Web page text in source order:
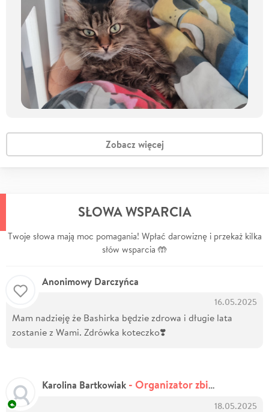
Zobacz więcej
SŁOWA WSPARCIA
Twoje słowa mają moc pomagania! Wpłać darowiznę i przekaż kilka
słów wsparcia 🤲
Anonimowy Darczyńca
16.05.2025
Mam nadzieję że Bashirka będzie zdrowa i długie lata
zostanie z Wami. Zdrówka koteczko❣️
Karolina Bartkowiak - Organizator zbiórki
18.05.2025